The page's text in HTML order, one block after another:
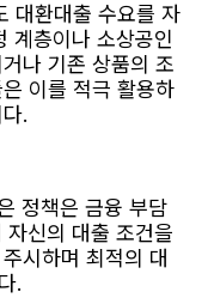
대환대출 수요를 자
계층이나 소상공인
나 기존 상품의 조
이를 적극 활용하
.
정책은 금융 부담
신의 대출 조건을
시하며 최적의 대
.